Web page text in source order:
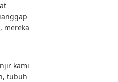
mereka
kami
tubuh